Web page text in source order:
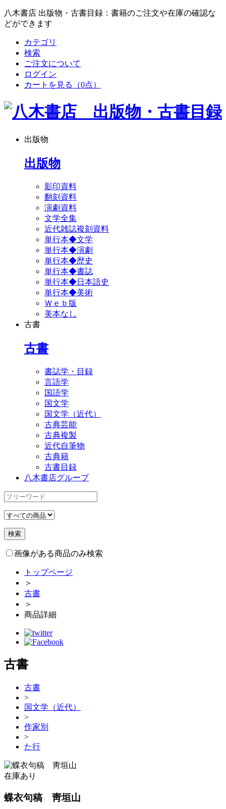
八木書店 出版物・古書目録：書籍のご注文や在庫の確認な
どができます
カテゴリ
検索
ご注文について
ログイン
カートを見る
（0点）
出版物
出版物
影印資料
翻刻資料
演劇資料
文学全集
近代雑誌複刻資料
単行本◆文学
単行本◆演劇
単行本◆歴史
単行本◆書誌
単行本◆日本語史
単行本◆美術
Ｗｅｂ版
美本なし
古書
古書
書誌学・目録
言語学
国語学
国文学
国文学（近代）
古典芸能
古典複製
近代自筆物
古典籍
古書目録
八木書店グループ
画像がある商品のみ検索
トップページ
＞
古書
＞
商品詳細
古書
古書
>
国文学（近代）
>
作家別
>
た行
在庫あり
蝶衣句稿 靑垣山